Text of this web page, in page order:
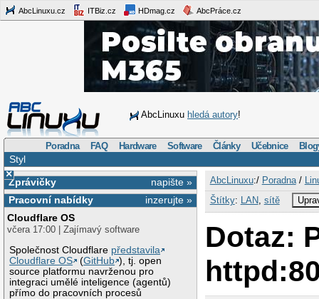
AbcLinuxu.cz ITBiz.cz HDmag.cz AbcPráce.cz
AbcLinuxu hledá autory!
Poradna FAQ Hardware Software Články Učebnice
Styl
×
napište »
Zprávičky
inzerujte »
Pracovní nabídky
Cloudflare OS
včera 17:00 | Zajímavý software
Společnost Cloudflare představila
Cloudflare OS
(GitHub ), tj. open
source platformu navrženou pro
integraci umělé inteligence (agentů)
přímo do pracovních procesů
AbcLinuxu:/ Poradna/
Štítky: LAN, sítě
Dotaz: